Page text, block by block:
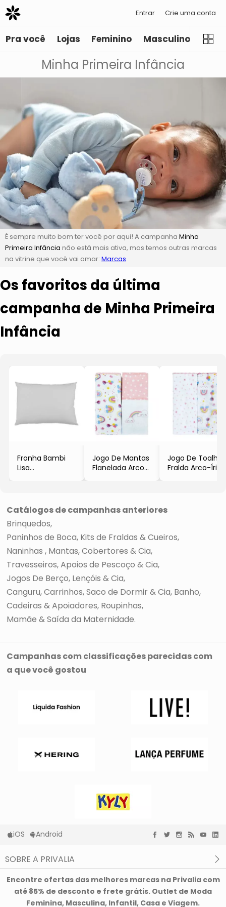
Entrar Crie uma conta
Pra você Lojas Feminino Masculino
Minha Primeira Infância
É sempre muito bom ter você por aqui! A campanha Minha
Primeira Infância não está mais ativa, mas temos outras marcas
na vitrine que você vai amar: Marcas
Os favoritos da última
campanha de Minha Primeira
Infância
Fronha Bambi
Lisa
Jogo De Mantas
Flanelada Arco-
- Inconfral
Jogo De Toalhas
Fralda Arco-Íris
Catálogos de campanhas anteriores
Brinquedos
Paninhos de Boca, Kits de Fraldas & Cueiros
Naninhas Mantas, Cobertores & Cia
Travesseiros, Apoios de Pescoço & Cia
Jogos De Berço, Lençóis & Cia
Canguru, Carrinhos, Saco de Dormir & Cia Banho
Cadeiras & Apoiadores Roupinhas
Mamãe & Saída da Maternidade
Campanhas com classificações parecidas com
a que você gostou
iOS Android
SOBRE A PRIVALIA
Privacidade e Cookies
Condições de uso
Encontre ofertas das melhores marcas na Privalia com
até 85% de desconto e frete grátis. Outlet de Moda
Feminina, Masculina, Infantil, Casa e Viagem.